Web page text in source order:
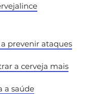
prevenir ataques
a cerveja mais
a saúde